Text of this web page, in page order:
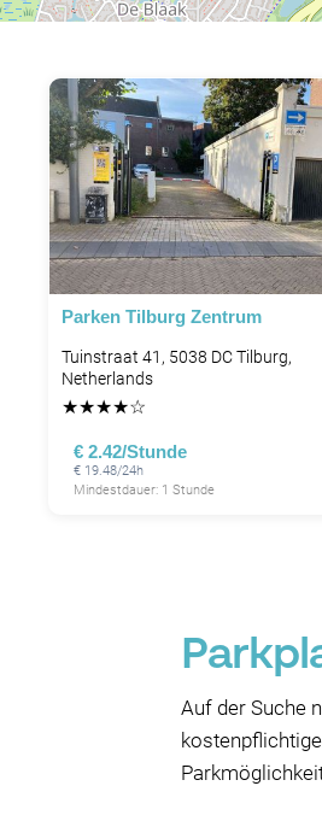
Parken Tilburg Zentrum
Tuinstraat 41, 5038 DC Tilburg,
Netherlands
★★★★☆
€ 2.42/Stunde
€ 19.48/24h
Mindestdauer: 1 Stunde
Auf der Suche